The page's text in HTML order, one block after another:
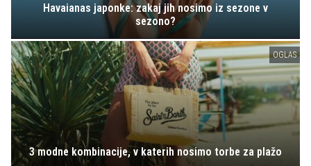
Havaianas japonke: zakaj jih nosimo iz sezone v
sezono?
OGLAS
3 modne kombinacije, v katerih nosimo torbe za plažo